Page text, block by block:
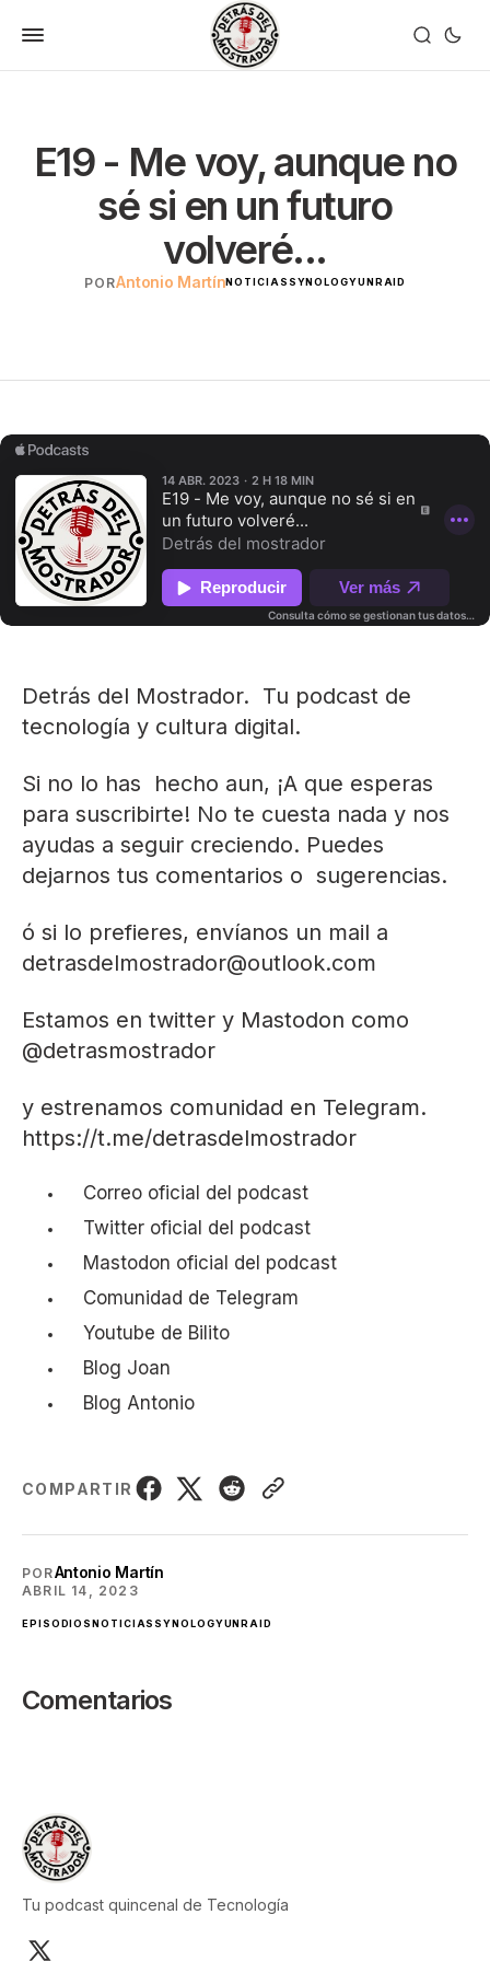
E19 - Me voy, aunque no
sé si en un futuro
volveré...
PORAntonio MartínNOTICIAS SYNOLOGYUNRAID
Detrás del Mostrador. Tu podcast de
tecnología y cultura digital.
Si no lo has hecho aun, ¡A que esperas
para suscribirte! No te cuesta nada y nos
ayudas a seguir creciendo. Puedes
dejarnos tus comentarios o sugerencias.
ó si lo prefieres, envíanos un mail a
detrasdelmostrador@outlook.com
Estamos en twitter y Mastodon como
@detrasmostrador
y estrenamos comunidad en Telegram.
https://t.me/detrasdelmostrador
Correo oficial del podcast
Twitter oficial del podcast
Mastodon oficial del podcast
Comunidad de Telegram
Youtube de Bilito
Blog Joan
Blog Antonio
COMPARTIR
PORAntonio Martín
ABRIL 14, 2023
EPISODIOSNOTICIAS SYNOLOGYUNRAID
Comentarios
Tu podcast quincenal de Tecnología